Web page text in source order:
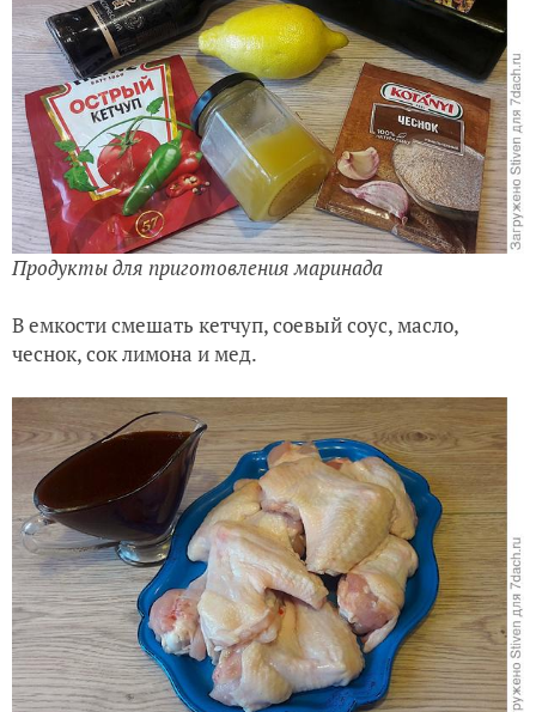
Продукты для приготовления маринада
В емкости смешать кетчуп, соевый соус, масло,
чеснок, сок лимона и мед.